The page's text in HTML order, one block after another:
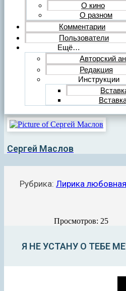
О кино
О разном
Комментарии
Пользователи
Ещё…
Авторский
Редакция
Инструкции
Сергей Маслов
Рубрика: Лирика любовная
Просмотров: 25
Я НЕ УСТАНУ О ТЕБЕ